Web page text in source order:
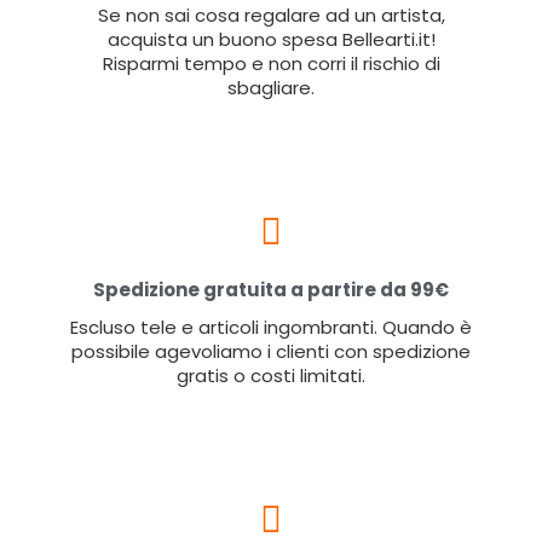
Se non sai cosa regalare ad un artista,
acquista un buono spesa Bellearti.it!
Risparmi tempo e non corri il rischio di
sbagliare.
Spedizione gratuita a partire da 99€
Escluso tele e articoli ingombranti. Quando è
possibile agevoliamo i clienti con spedizione
gratis o costi limitati.